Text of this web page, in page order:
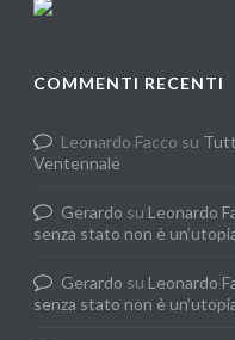
COMMENTI RECENTI
Leonardo Facco su
Ventennale
Gerardo su Leonardo
senza stato non è
Gerardo su Leonardo
senza stato non è